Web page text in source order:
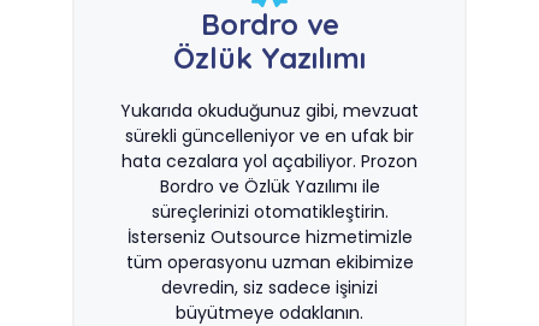
Bordro ve
Özlük Yazılımı
Yukarıda okuduğunuz gibi, mevzuat
sürekli güncelleniyor ve en ufak bir
hata cezalara yol açabiliyor. Prozon
Bordro ve Özlük Yazılımı ile
süreçlerinizi otomatikleştirin.
İsterseniz Outsource hizmetimizle
tüm operasyonu uzman ekibimize
devredin, siz sadece işinizi
büyütmeye odaklanın.